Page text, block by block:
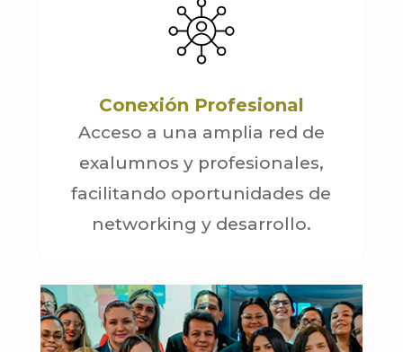
Conexión Profesional
Acceso a una amplia red de
exalumnos y profesionales,
facilitando oportunidades de
networking y desarrollo.